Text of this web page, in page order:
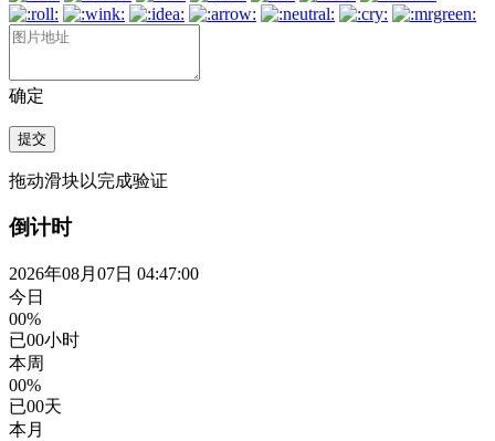
确定
提交
拖动滑块以完成验证
倒计时
2026年08月07日 04:47:00
今日
00%
已00小时
本周
00%
已00天
本月